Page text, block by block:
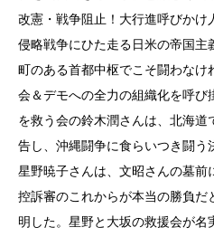
改憲・戦争阻止！大行進呼びかけ
侵略戦争にひた走る日米の帝国主
町のある首都中枢でこそ闘わな
会＆デモへの全力の組織化を呼び
を救う会の鈴木潤さんは、北海
告し、沖縄闘争に食らいつき闘う
星野暁子さんは、文昭さんの墓前
控訴審のこれからが本当の勝負
明した。星野と大坂の救援会が名